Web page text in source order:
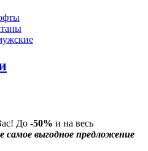
До -50% и на весь
самое выгодное предложение